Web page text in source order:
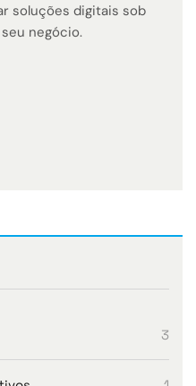
soluções digitais sob
negócio.
3